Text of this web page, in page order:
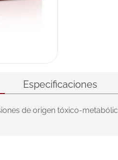
Especificaciones
de origen tóxico-